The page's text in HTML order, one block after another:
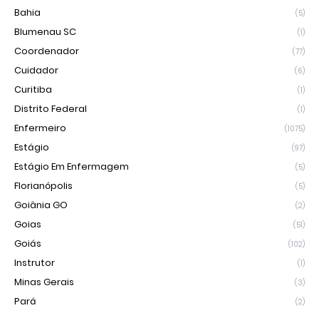
Bahia (5)
Blumenau SC (1)
Coordenador (77)
Cuidador (6)
Curitiba (1)
Distrito Federal (1)
Enfermeiro (1075)
Estágio (97)
Estágio Em Enfermagem (5)
Florianópolis (5)
Goiânia GO (2)
Goias (51)
Goiás (102)
Instrutor (1)
Minas Gerais (3)
Pará (2)